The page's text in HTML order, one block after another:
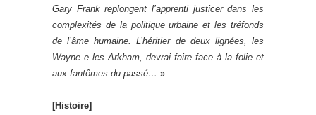
Gary Frank replongent l’apprenti justicer dans les
complexités de la politique urbaine et les tréfonds
de l’âme humaine. L’héritier de deux lignées, les
Wayne e les Arkham, devrai faire face à la folie et
aux fantômes du passé… »
[Histoire]